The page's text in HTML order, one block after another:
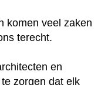
komen veel zaken
terecht.
en
zorgen dat elk